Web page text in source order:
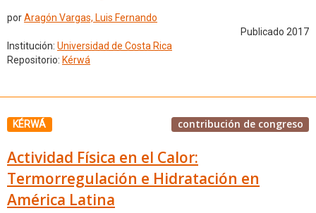
porAragón Vargas, Luis Fernando
Publicado 2017
Institución: Universidad de Costa Rica
Repositorio: Kérwá
KÉRWÁ contribución de congreso
Actividad Física en el Calor:
Termorregulación e Hidratación en
América Latina